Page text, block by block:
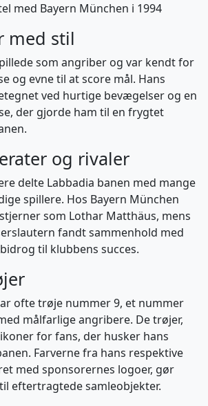
med Bayern München i 1994
med stil
som angriber og var kendt for
og evne til at score mål. Hans
ved hurtige bevægelser og en
der gjorde ham til en frygtet
og rivaler
delte Labbadia banen med mange
spillere. Hos Bayern München
som Lothar Matthäus, mens
fandt sammenhold med
til klubbens succes.
ofte trøje nummer 9, et nummer
målfarlige angribere. De trøjer,
for fans, der husker hans
Farverne fra hans respektive
med sponsorernes logoer, gør
eftertragtede samleobjekter.